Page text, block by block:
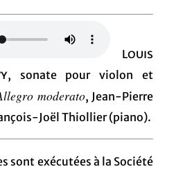
Louis
, sonate pour violon et
moderato, Jean-Pierre
Joël Thiollier (piano).
sont exécutées à la Société